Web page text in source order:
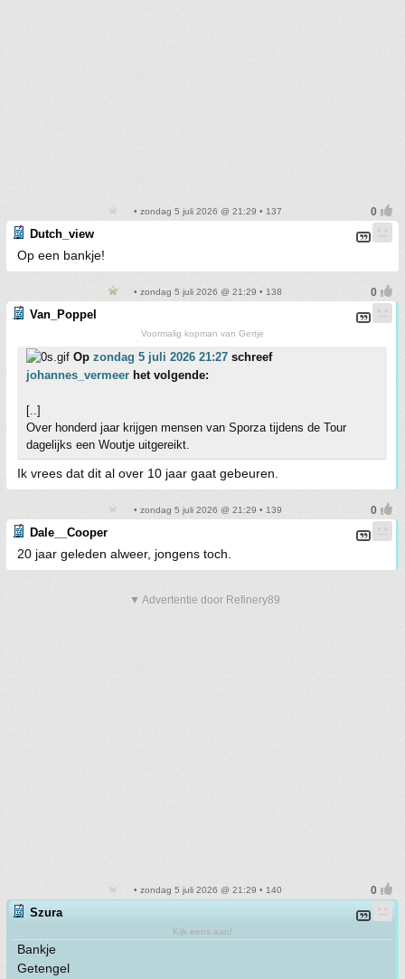
• zondag 5 juli 2026 @ 21:29 • 137
Dutch_view
Op een bankje!
• zondag 5 juli 2026 @ 21:29 • 138
Van_Poppel
Voormalig kopman van Gertje
Op zondag 5 juli 2026 21:27 schreef
johannes_vermeer het volgende:
[..]
Over honderd jaar krijgen mensen van Sporza tijdens de Tour
dagelijks een Woutje uitgereikt.
Ik vrees dat dit al over 10 jaar gaat gebeuren.
• zondag 5 juli 2026 @ 21:29 • 139
Dale__Cooper
20 jaar geleden alweer, jongens toch.
▼ Advertentie door Refinery89
• zondag 5 juli 2026 @ 21:29 • 140
Szura
Kijk eens aan!
Bankje
Getengel